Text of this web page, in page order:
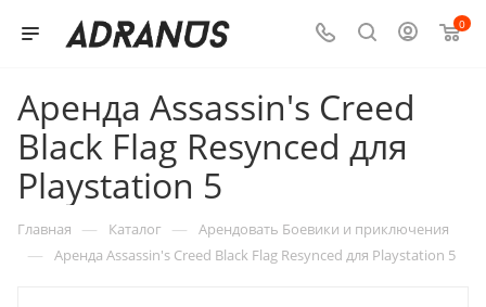
0
Аренда Assassin's Creed
Black Flag Resynced для
Playstation 5
Главная — Каталог — Арендовать Боевики и приключения
— Аренда Assassin's Creed Black Flag Resynced для Playstation 5